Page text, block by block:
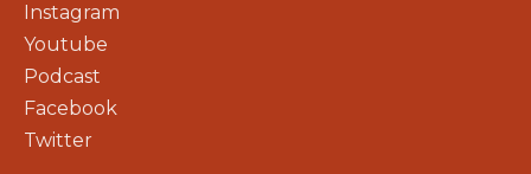
Instagram
Youtube
Podcast
Facebook
Twitter